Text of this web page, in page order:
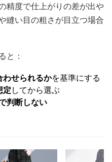
精度で仕上がりの差が出や
縫い目の粗さが目立つ場合
と：
わせられるかを基準にする
定してから選ぶ
判断しない